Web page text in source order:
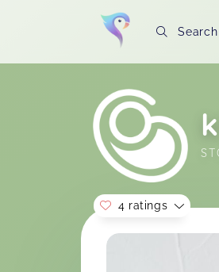
Search
Soon you will learn
4 ratings